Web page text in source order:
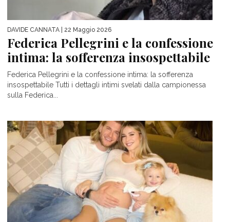
DAVIDE CANNATA | 22 Maggio 2026
Federica Pellegrini e la confessione
intima: la sofferenza insospettabile
Federica Pellegrini e la confessione intima: la sofferenza
insospettabile Tutti i dettagli intimi svelati dalla campionessa
sulla Federica...